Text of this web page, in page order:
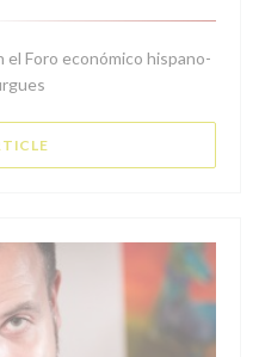
el Foro económico hispano-
((OUVRE UNE NOUVELLE